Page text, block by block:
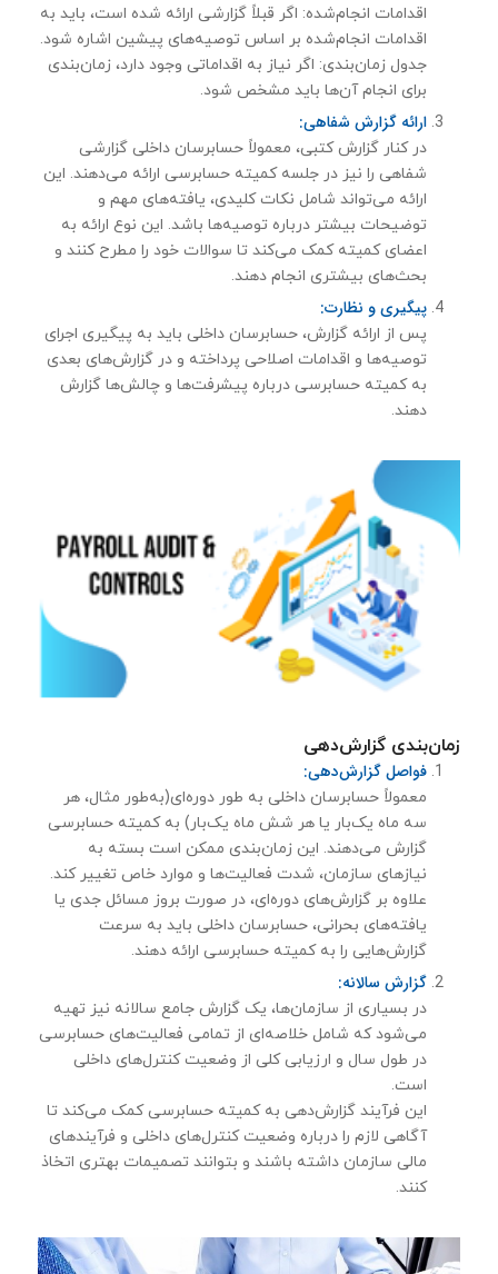
اقدامات انجام‌شده: اگر قبلاً گزارشی ارائه شده است، باید به
اقدامات انجام‌شده بر اساس توصیه‌های پیشین اشاره شود.
جدول زمان‌بندی: اگر نیاز به اقداماتی وجود دارد، زمان‌بندی
برای انجام آن‌ها باید مشخص شود.
ارائه گزارش شفاهی:
در کنار گزارش کتبی، معمولاً حسابرسان داخلی گزارشی
شفاهی را نیز در جلسه کمیته حسابرسی ارائه می‌دهند. این
ارائه می‌تواند شامل نکات کلیدی، یافته‌های مهم و
توضیحات بیشتر درباره توصیه‌ها باشد. این نوع ارائه به
اعضای کمیته کمک می‌کند تا سوالات خود را مطرح کنند و
بحث‌های بیشتری انجام دهند.
پیگیری و نظارت:
پس از ارائه گزارش، حسابرسان داخلی باید به پیگیری اجرای
توصیه‌ها و اقدامات اصلاحی پرداخته و در گزارش‌های بعدی
به کمیته حسابرسی درباره پیشرفت‌ها و چالش‌ها گزارش
دهند.
زمان‌بندی گزارش‌دهی
فواصل گزارش‌دهی:
معمولاً حسابرسان داخلی به طور دوره‌ای(به‌طور مثال، هر
سه ماه یک‌بار یا هر شش ماه یک‌بار) به کمیته حسابرسی
گزارش می‌دهند. این زمان‌بندی ممکن است بسته به
نیازهای سازمان، شدت فعالیت‌ها و موارد خاص تغییر کند.
علاوه بر گزارش‌های دوره‌ای، در صورت بروز مسائل جدی یا
یافته‌های بحرانی، حسابرسان داخلی باید به سرعت
گزارش‌هایی را به کمیته حسابرسی ارائه دهند.
گزارش سالانه:
در بسیاری از سازمان‌ها، یک گزارش جامع سالانه نیز تهیه
می‌شود که شامل خلاصه‌ای از تمامی فعالیت‌های حسابرسی
در طول سال و ارزیابی کلی از وضعیت کنترل‌های داخلی
است.
این فرآیند گزارش‌دهی به کمیته حسابرسی کمک می‌کند تا
آگاهی لازم را درباره وضعیت کنترل‌های داخلی و فرآیندهای
مالی سازمان داشته باشند و بتوانند تصمیمات بهتری اتخاذ
کنند.